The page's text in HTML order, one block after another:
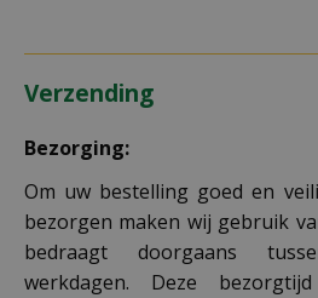
Verzending
Bezorging:
Om uw bestelling goed en
bezorgen maken wij gebruik
bedraagt doorgaans
werkdagen. Deze